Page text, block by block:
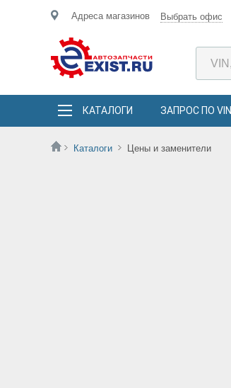
Адреса магазинов Выбрать офис
КАТАЛОГИ ЗАПРОС ПО VIN
Каталоги Цены и заменители